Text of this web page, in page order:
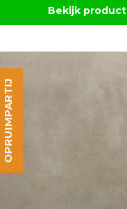
Bekijk product
OPRUIMPARTIJ